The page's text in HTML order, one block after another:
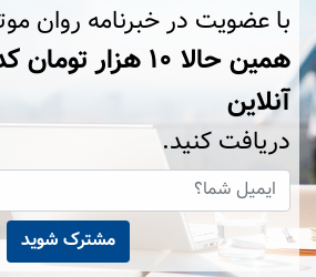
با عضویت در خبرنامه روان
همین حالا ۱۰
آنلاین
دریافت کنید.
مشترک شوید